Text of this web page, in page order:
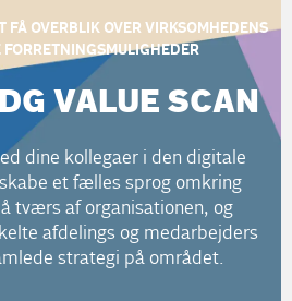
FÅ OVERBLIK OVER VIRKSOMHEDENS
VALUE SCAN
dine kollegaer i den digitale
et fælles sprog omkring
tværs af organisationen, og
afdelings og medarbejders
strategi på området.